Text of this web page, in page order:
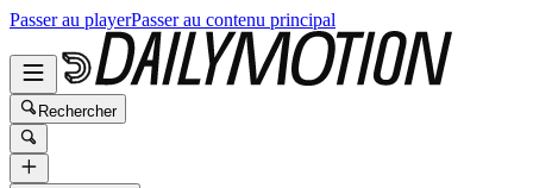
Passer au playerPasser au contenu principal
Rechercher